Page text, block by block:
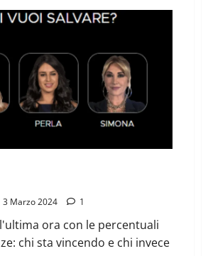
3 Marzo 2024 1
ora con le percentuali
chi sta vincendo e chi invece